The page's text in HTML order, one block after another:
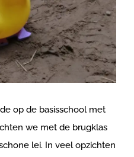
op de basisschool met
we met de brugklas
lei. In veel opzichten